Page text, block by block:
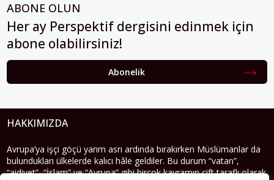
ABONE OLUN
Her ay Perspektif dergisini edinmek için
abone olabilirsiniz!
Abonelik
HAKKIMIZDA
Avrupa’ya işçi göçü yarım asrı ardında bırakırken Müslümanlar da
bulundukları ülkelerde kalıcı hâle geldiler. Bu durum “vatan”,
“aidiyet”, “İslam” ve “Avrupa” gibi birçok kavramın çift taraflı olarak